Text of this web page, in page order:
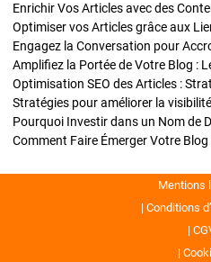
Optimiser vos Articles grâce aux
Engagez la Conversation pour
Amplifiez la Portée de Votre Blog :
Mentions
Conditions